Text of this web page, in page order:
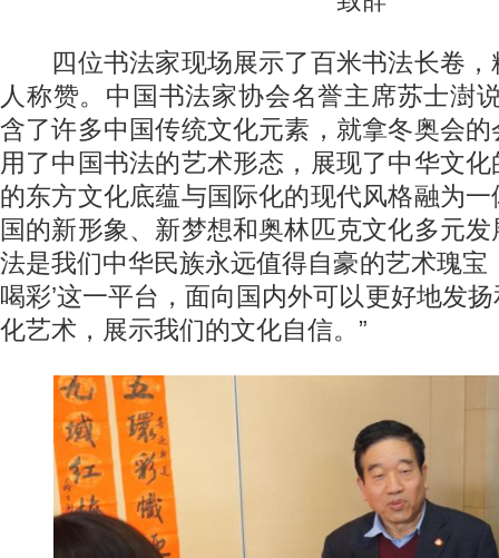
四位书法家现场展示了百米书法长卷，
人称赞。中国书法家协会名誉主席苏士澍
含了许多中国传统文化元素，就拿冬奥会
用了中国书法的艺术形态，展现了中华文
的东方文化底蕴与国际化的现代风格融为
国的新形象、新梦想和奥林匹克文化多元
法是我们中华民族永远值得自豪的艺术瑰宝
喝彩’这一平台，面向国内外可以更好地发
化艺术，展示我们的文化自信。”